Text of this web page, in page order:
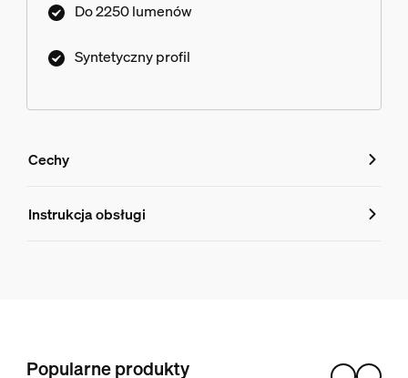
Do 2250 lumenów
Syntetyczny profil
Cechy
Cechy
Kolor
Instrukcja obsługi
Popularne produkty